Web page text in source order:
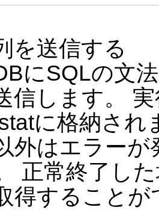
を送信する
にSQLの文
信します。
に格納され
外はエラー
正常終了し
得することが